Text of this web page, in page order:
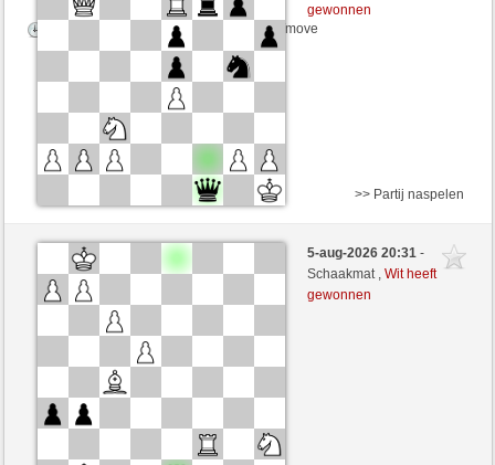
Speelduur: 5 minutes/side + 5 seconds/move
gewonnen
Zwart
Anonymous
Mike88 (1262)
Speelduur: 5 minutes/side + 5 seconds/move
>> Partij naspelen
5-aug-2026 20:31-
Schaakmat ,Wit heeft
gewonnen